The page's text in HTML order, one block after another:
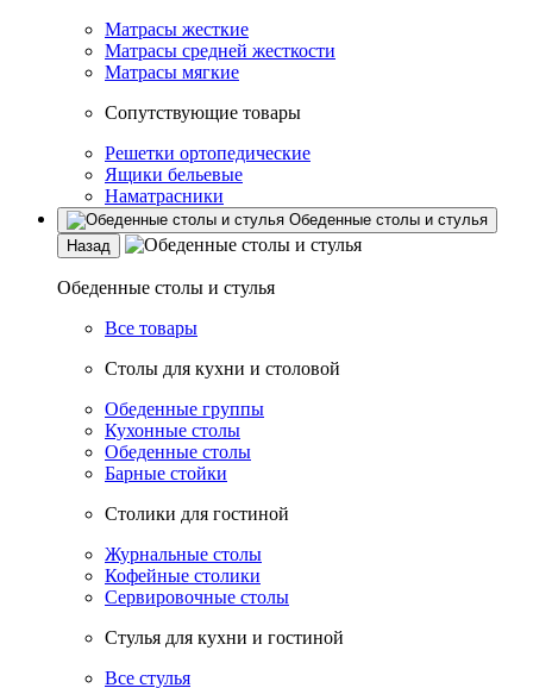
Матрасы жесткие
Матрасы средней жесткости
Матрасы мягкие
Сопутствующие товары
Решетки ортопедические
Ящики бельевые
Наматрасники
Обеденные столы и стулья
Назад
Обеденные столы и стулья
Все товары
Столы для кухни и столовой
Обеденные группы
Кухонные столы
Обеденные столы
Барные стойки
Столики для гостиной
Журнальные столы
Кофейные столики
Сервировочные столы
Стулья для кухни и гостиной
Все стулья